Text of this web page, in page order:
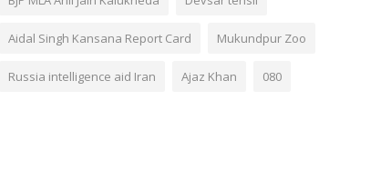
Aidal Singh Kansana Report Card Mukundpur Zoo
Russia intelligence aid Iran Ajaz Khan 080